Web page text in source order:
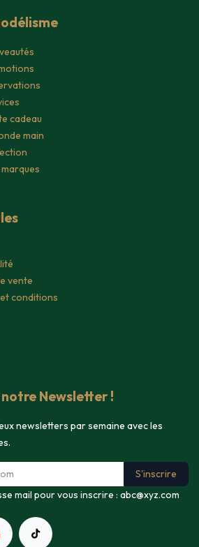
cadeau
main
vente
conditions
Newsletter !
newsletters par semaine avec les
S'inscrire
mail pour vous inscrire : abc@xyz.com